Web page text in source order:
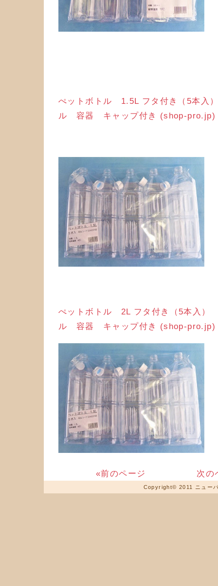
ぺットボトル 1.5L フタ付き（5本入
ル 容器 キャップ付き (shop-pro.jp)
ぺットボトル 2L フタ付き（5本入）
ル 容器 キャップ付き (shop-pro.jp)
«前のページ 次の
Copyright© 2011 ニュ